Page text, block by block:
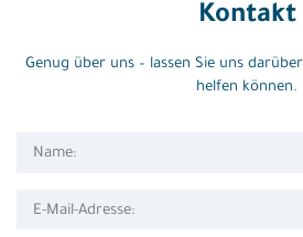
Kontakt
Genug über uns – lassen Sie uns
helfen können.